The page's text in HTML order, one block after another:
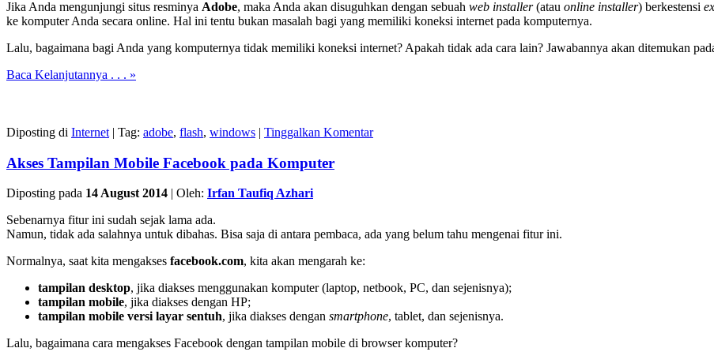
Jika Anda mengunjungi situs resminya Adobe, maka Anda akan disuguhkan dengan sebuah web installer(atau online installer) berkestensi
ke komputer Anda secara online. Hal ini tentu bukan masalah bagi yang memiliki koneksi internet pada komputernya.
Lalu, bagaimana bagi Anda yang komputernya tidak memiliki koneksi internet? Apakah tidak ada cara lain? Jawabannya akan ditemukan
Baca Kelanjutannya . . . »
Diposting di Internet | Tag: adobe, flash, windows | Tinggalkan Komentar
Akses Tampilan Mobile Facebook pada Komputer
Diposting pada 14 August 2014 | Oleh: Irfan Taufiq Azhari
Sebenarnya fitur ini sudah sejak lama ada.
Namun, tidak ada salahnya untuk dibahas. Bisa saja di antara pembaca, ada yang belum tahu mengenai fitur ini.
Normalnya, saat kita mengakses facebook.com, kita akan mengarah ke:
tampilan desktop, jika diakses menggunakan komputer (laptop, netbook, PC, dan sejenisnya);
tampilan mobile, jika diakses dengan HP;
tampilan mobile versi layar sentuh, jika diakses dengan smartphone, tablet, dan sejenisnya.
Lalu, bagaimana cara mengakses Facebook dengan tampilan mobile di browser komputer?